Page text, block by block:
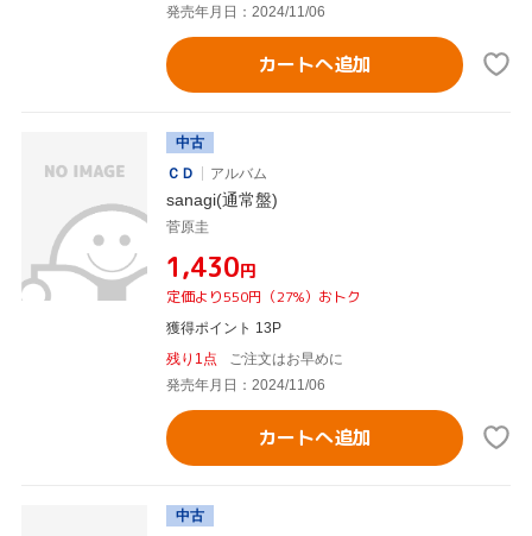
発売年月日：2024/11/06
カートへ追加
中古
ＣＤ
アルバム
sanagi(通常盤)
菅原圭
¥1,430円
定価より550円（27%）おトク
獲得ポイント 13P
残り1点
ご注文はお早めに
発売年月日：2024/11/06
カートへ追加
中古